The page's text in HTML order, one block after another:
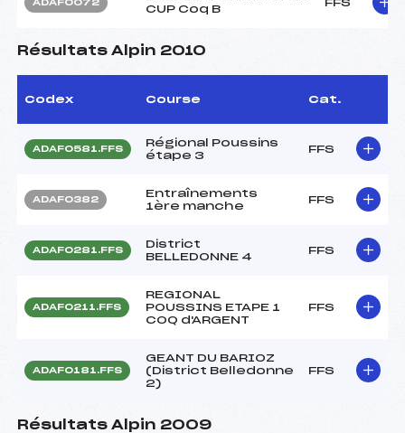
ADAF0072
CUP Coq B
FFS
Résultats Alpin 2010
Codex Course Cat.
ADAF0581.FFS
Régional Poussins
étape 3
FFS
ADAF0382
Entraînements
1ère manche
FFS
ADAF0281.FFS
District
BELLEDONNE 4
FFS
ADAF0211.FFS
REGIONAL
POUSSINS ETAPE 1
COQ d'ARGENT
FFS
ADAF0181.FFS
GEANT DU BARIOZ
(District Belledonne
2)
FFS
Résultats Alpin 2009